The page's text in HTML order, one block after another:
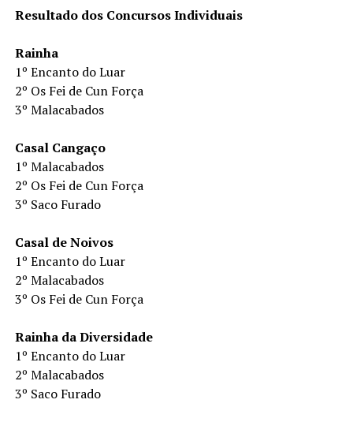
Resultado dos Concursos Individuais
Rainha
1º Encanto do Luar
2º Os Fei de Cun Força
3º Malacabados
Casal Cangaço
1º Malacabados
2º Os Fei de Cun Força
3º Saco Furado
Casal de Noivos
1º Encanto do Luar
2º Malacabados
3º Os Fei de Cun Força
Rainha da Diversidade
1º Encanto do Luar
2º Malacabados
3º Saco Furado